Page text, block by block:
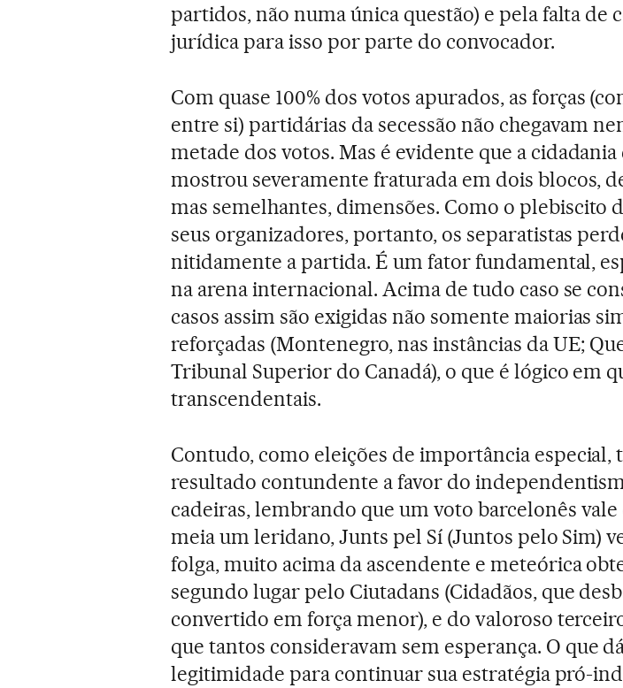
partidos, não numa única questão) e pela falta de
jurídica para isso por parte do convocador.
Com quase 100% dos votos apurados, as forças
entre si) partidárias da secessão não chegavam
metade dos votos. Mas é evidente que a cidadania
mostrou severamente fraturada em dois blocos,
mas semelhantes, dimensões. Como o plebiscito
seus organizadores, portanto, os separatistas
nitidamente a partida. É um fator fundamental,
na arena internacional. Acima de tudo caso se
casos assim são exigidas não somente maiorias
reforçadas (Montenegro, nas instâncias da UE;
Tribunal Superior do Canadá), o que é lógico em
transcendentais.
Contudo, como eleições de importância especial,
resultado contundente a favor do
cadeiras, lembrando que um voto barcelonês vale
meia um leridano, Junts pel Sí (Juntos pelo Sim)
folga, muito acima da ascendente e meteórica
segundo lugar pelo Ciutadans (Cidadãos, que
convertido em força menor), e do valoroso
que tantos consideravam sem esperança. O que
legitimidade para continuar sua estratégia pró-